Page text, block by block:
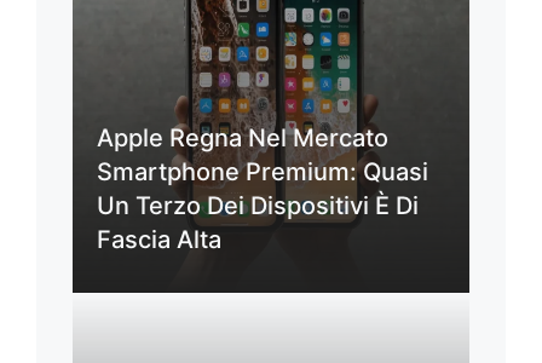
Apple Regna Nel Mercato
Smartphone Premium: Quasi
Un Terzo Dei Dispositivi È Di
Fascia Alta